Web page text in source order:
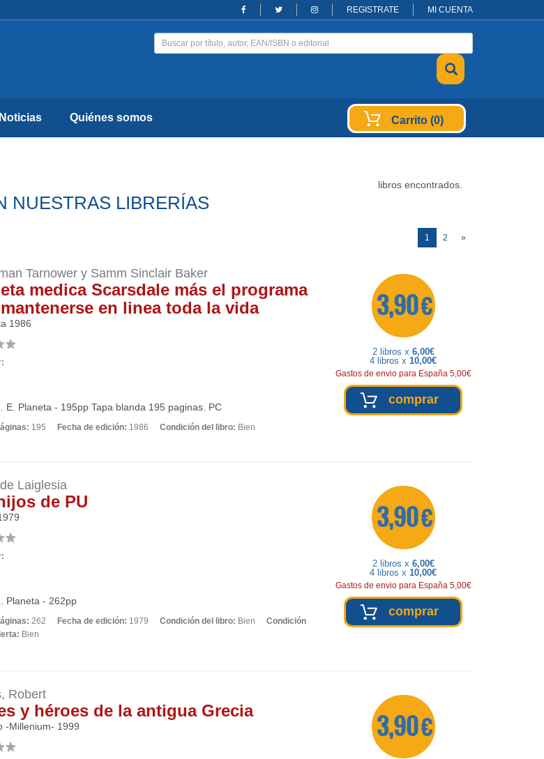
REGISTRATE MI CUENTA
Noticias Quiénes somos Carrito (0)
libros encontrados.
NUESTRAS LIBRERÍAS
1 (current)
2 »
Tarnower y Samm Sinclair Baker
medica Scarsdale más el programa
en linea toda la vida
1986
E. Planeta - 195pp Tapa blanda 195 paginas. PC
195 Fecha de edición: 1986 Condición del libro: Bien
3,90 €
2 libros x 6,00€
4 libros x 10,00€
Gastos de envio para España 5,00€
comprar
Laiglesia
de PU
Planeta - 262pp
262 Fecha de edición: 1979 Condición del libro: Bien
Condición
Bien
3,90 €
2 libros x 6,00€
4 libros x 10,00€
Gastos de envio para España 5,00€
comprar
Robert
y héroes de la antigua Grecia
-Millenium- 1999 3,90 €